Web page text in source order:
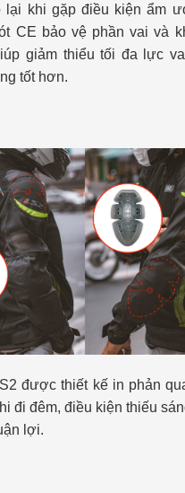
lại khi gặp điều kiện ẩm
CE bảo vệ phần vai và
giảm thiểu tối đa lực
tốt hơn.
được thiết kế in phản
đi đêm, điều kiện thiếu
lợi.